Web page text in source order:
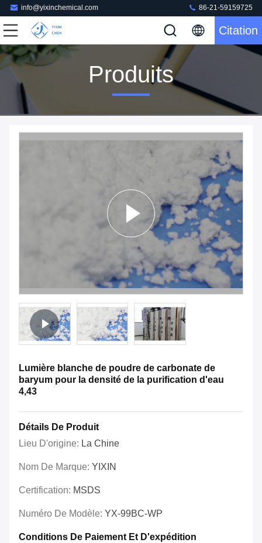
info@yixinchemical.com 86-21-59159725
Citation
Produits
Lumière blanche de poudre de carbonate de
baryum pour la densité de la purification d'eau
4,43
Détails De Produit
Lieu D'origine: La Chine
Nom De Marque: YIXIN
Certification: MSDS
Numéro De Modèle: YX-99BC-WP
Conditions De Paiement Et D'expédition